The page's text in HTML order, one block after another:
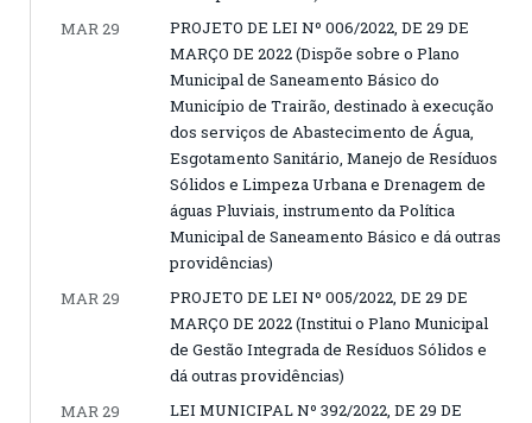
MAR 29
PROJETO DE LEI Nº 006/2022, DE 29 DE
MARÇO DE 2022 (Dispõe sobre o Plano
Municipal de Saneamento Básico do
Município de Trairão, destinado à execução
dos serviços de Abastecimento de Água,
Esgotamento Sanitário, Manejo de Resíduos
Sólidos e Limpeza Urbana e Drenagem de
águas Pluviais, instrumento da Política
Municipal de Saneamento Básico e dá outras
providências)
MAR 29
PROJETO DE LEI Nº 005/2022, DE 29 DE
MARÇO DE 2022 (Institui o Plano Municipal
de Gestão Integrada de Resíduos Sólidos e
dá outras providências)
MAR 29
LEI MUNICIPAL Nº 392/2022, DE 29 DE